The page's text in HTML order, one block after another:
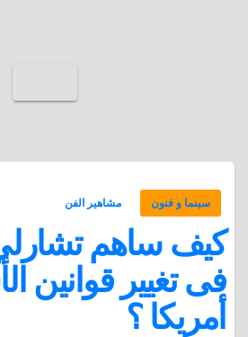
سينما و فنون مشاهير الفن
كيف ساهم
فى تغيير قوانين
أمريكا ؟